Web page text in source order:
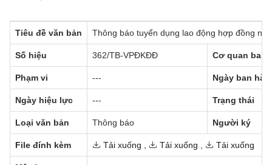
Tiêu đề văn bản Thông báo tuyển dụng lao động hợp đồng
Số hiệu 362/TB-VPĐKĐĐ Cơ quan ban
Phạm vi --- Ngày ban
Ngày hiệu lực --- Trạng thái
Loại văn bản Thông báo Người ký
File đính kèm Tải xuống Tải xuống Tải xuống